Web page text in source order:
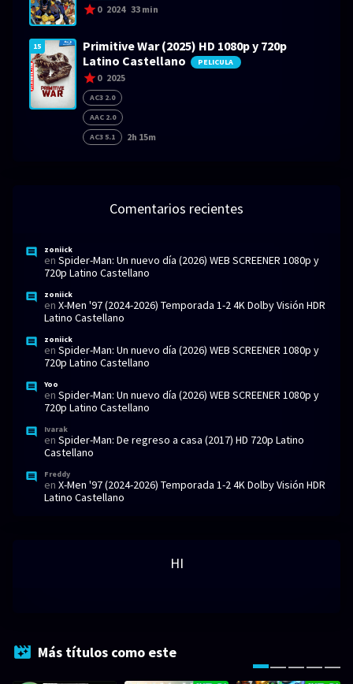
0 2024 33 min
15
Primitive War (2025) HD 1080p y 720p
Latino Castellano
PELICULA
0 2025
AC3 2.0
AAC 2.0
AC3 5.1
2h 15m
Comentarios recientes
zoniick
en Spider-Man: Un nuevo día (2026) WEB SCREENER 1080p y
720p Latino Castellano
zoniick
en X-Men '97 (2024-2026) Temporada 1-2 4K Dolby Visión HDR
Latino Castellano
zoniick
en Spider-Man: Un nuevo día (2026) WEB SCREENER 1080p y
720p Latino Castellano
Yoo
en Spider-Man: Un nuevo día (2026) WEB SCREENER 1080p y
720p Latino Castellano
Ivarak
en Spider-Man: De regreso a casa (2017) HD 720p Latino
Castellano
Freddy
en X-Men '97 (2024-2026) Temporada 1-2 4K Dolby Visión HDR
Latino Castellano
HI
Más títulos como este